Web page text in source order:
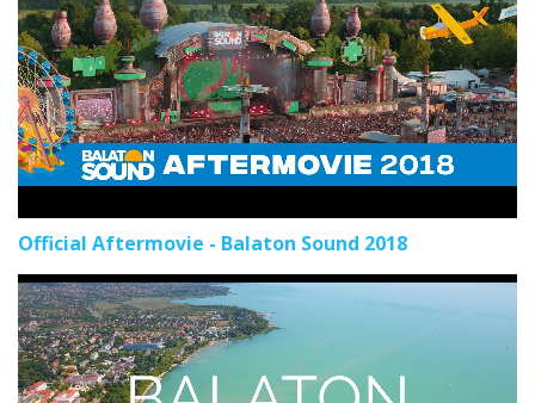
Official Aftermovie - Balaton Sound 2018